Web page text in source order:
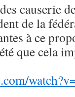
causerie
de la
à ce
que cela